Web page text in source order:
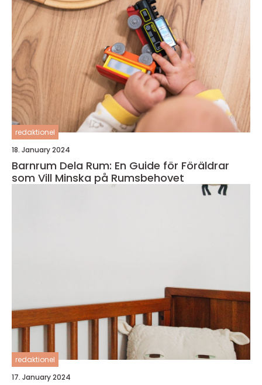
redaktionel
18. January 2024
Barnrum Dela Rum: En Guide för Föräldrar
som Vill Minska på Rumsbehovet
redaktionel
17. January 2024